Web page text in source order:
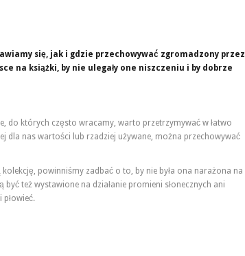
się, jak i gdzie przechowywać zgromadzony przez
na książki, by nie ulegały one niszczeniu i by dobrze
do których często wracamy, warto przetrzymywać w łatwo
dla nas wartości lub rzadziej używane, można przechowywać
powinniśmy zadbać o to, by nie była ona narażona na
też wystawione na działanie promieni słonecznych ani
płowieć.